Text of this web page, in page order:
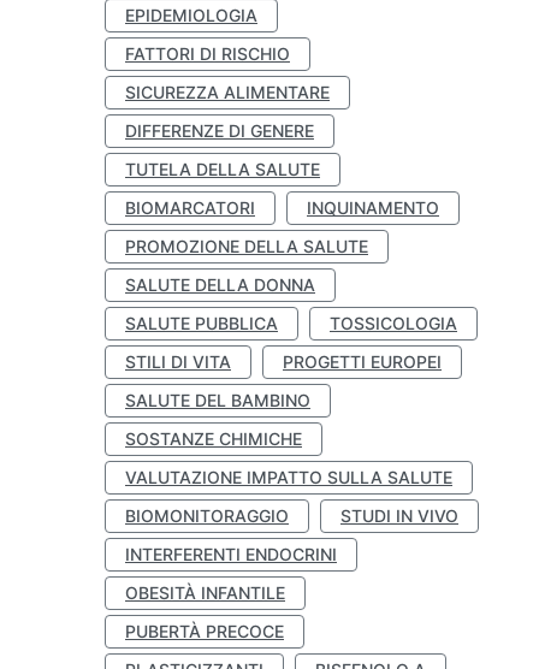
EPIDEMIOLOGIA
FATTORI DI RISCHIO
SICUREZZA ALIMENTARE
DIFFERENZE DI GENERE
TUTELA DELLA SALUTE
BIOMARCATORI
INQUINAMENTO
PROMOZIONE DELLA SALUTE
SALUTE DELLA DONNA
SALUTE PUBBLICA
TOSSICOLOGIA
STILI DI VITA
PROGETTI EUROPEI
SALUTE DEL BAMBINO
SOSTANZE CHIMICHE
VALUTAZIONE IMPATTO SULLA SALUTE
BIOMONITORAGGIO
STUDI IN VIVO
INTERFERENTI ENDOCRINI
OBESITÀ INFANTILE
PUBERTÀ PRECOCE